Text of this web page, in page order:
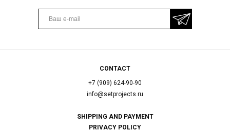
CONTACT
+7 (909) 624-90-90
info@setprojects.ru
SHIPPING AND PAYMENT
PRIVACY POLICY